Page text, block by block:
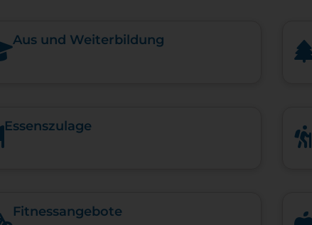
Aus und Weiterbildung
Essenszulage
Fitnessangebote